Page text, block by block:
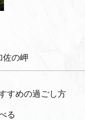
佐の岬
すめの過ごし方
る